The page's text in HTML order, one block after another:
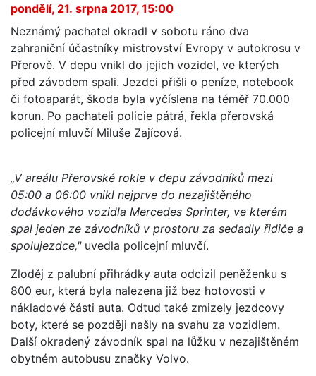
pondělí, 21. srpna 2017, 15:00
Neznámý pachatel okradl v sobotu ráno dva
zahraniční účastníky mistrovství Evropy v autokrosu v
Přerově. V depu vnikl do jejich vozidel, ve kterých
před závodem spali. Jezdci přišli o peníze, notebook
či fotoaparát, škoda byla vyčíslena na téměř 70.000
korun. Po pachateli policie pátrá, řekla přerovská
policejní mluvčí Miluše Zajícová.
„V areálu Přerovské rokle v depu závodníků mezi
05:00 a 06:00 vnikl nejprve do nezajištěného
dodávkového vozidla Mercedes Sprinter, ve kterém
spal jeden ze závodníků v prostoru za sedadly řidiče a
spolujezdce,"uvedla policejní mluvčí.
Zloděj z palubní přihrádky auta odcizil peněženku s
800 eur, která byla nalezena již bez hotovosti v
nákladové části auta. Odtud také zmizely jezdcovy
boty, které se později našly na svahu za vozidlem.
Další okradený závodník spal na lůžku v nezajištěném
obytném autobusu značky Volvo.